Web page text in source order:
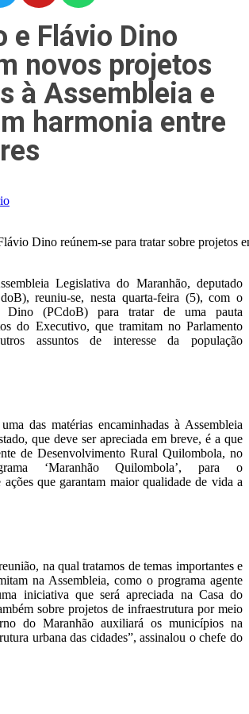
e Flávio Dino
novos projetos
à Assembleia e
harmonia entre
Dino reúnem-se para tratar sobre projetos
Legislativa do Maranhão, deputado
reuniu-se, nesta quarta-feira (5), com o
Dino (PCdoB) para tratar de uma pauta
do Executivo, que tramitam no Parlamento
assuntos de interesse da população
das matérias encaminhadas à Assembleia
que deve ser apreciada em breve, é a que
de Desenvolvimento Rural Quilombola, no
‘Maranhão Quilombola’, para o
que garantam maior qualidade de vida a
na qual tratamos de temas importantes e
na Assembleia, como o programa agente
iniciativa que será apreciada na Casa do
sobre projetos de infraestrutura por meio
do Maranhão auxiliará os municípios na
urbana das cidades”, assinalou o chefe do